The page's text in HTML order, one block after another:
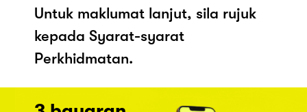
Untuk maklumat lanjut, sila rujuk
kepada Syarat-syarat
Perkhidmatan.